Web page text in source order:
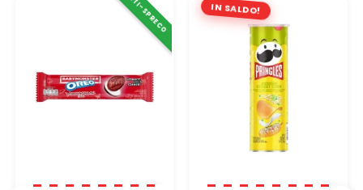
ANTI-SPRECO IN SALDO!